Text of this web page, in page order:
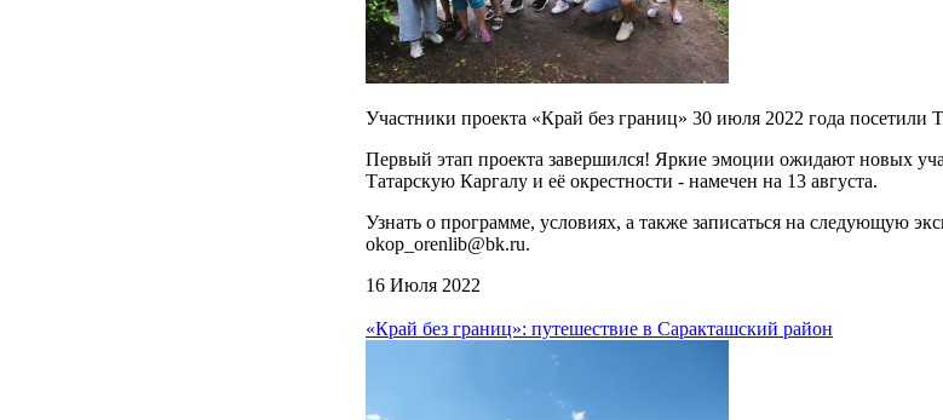
Участники проекта «Край без границ» 30 июля 2022 года посетили
Первый этап проекта завершился! Яркие эмоции ожидают новых
Татарскую Каргалу и её окрестности - намечен на 13 августа.
Узнать о программе, условиях, а также записаться на следующую
okop_orenlib@bk.ru.
16 Июля 2022
«Край без границ»: путешествие в Саракташский район